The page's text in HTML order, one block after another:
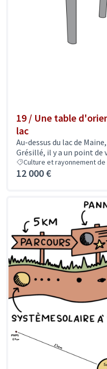
19 / Une table
lac
Au-dessus du lac de
Grésillé, il y a un point de
Culture et rayonnement de
12 000 €